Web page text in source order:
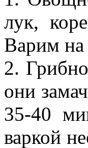
лук,
Варим на
2.
они
35-40
варкой